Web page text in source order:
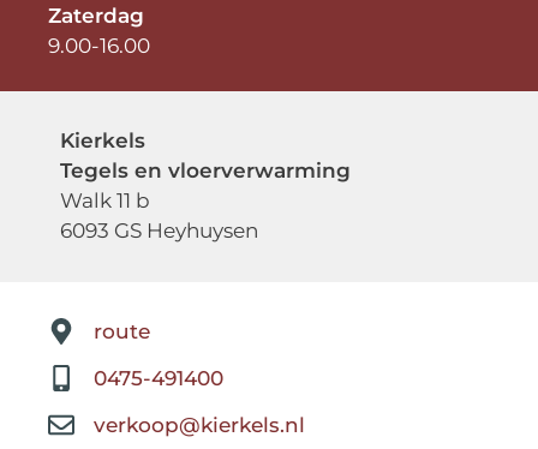
Zaterdag
9.00-16.00
Kierkels
Tegels en vloerverwarming
Walk 11 b
6093 GS Heyhuysen
route
0475-491400
verkoop@kierkels.nl